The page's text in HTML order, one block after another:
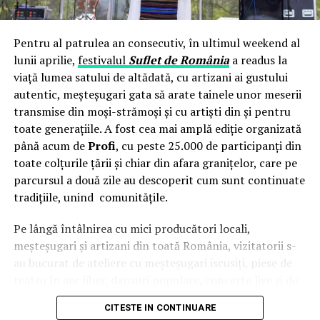
extrajudiciara si cea judiciara) de catre Baroul Arad sub
semnatura Decanului – av. dr. Cristian Alunaru pentru
asistarea justitiabilului Paiusan Viorel-Adrian in fata
Judecatoriei Arad afirmând ca Norina Bojan, secretara
Baroului Arad, i-a transmis ca la data de 11.08.2016
programul s-a defectat, eliberând delegatii sub titlul de
”asistenta”. Desi cauza era la al treilea termen de
judecata, in dosar nu a fost formulata nici macar cerere
de ajutor public judiciar, cu atât mai putin sa existe o
Incheiere a instantei pentru incuviintarea ajutorului
public judiciar, asa cum era necesar fata de dispozitiile
imperative ale legii.
ANEXE MEMORIU – DETURNARE FONDURI MJ –
JUDECĂTORIA ARAD – copie
Ministerul Justitiei, Consiliul Superior al Magistraturii,
conducerile Tribunalului Arad si ale Judecatoriei Arad,
Pentru al patrulea an consecutiv, în ultimul weekend al
lunii aprilie, festivalul Suflet de Româniaa readus la
viață lumea satului de altădată, cu artizani ai gustului
autentic, meșteșugari gata să arate tainele unor meserii
transmise din moși-strămoși și cu artiști din și pentru
toate generațiile. A fost cea mai amplă ediție organizată
până acum deProfi, cu peste 25.000 de participanți din
toate colțurile țării și chiar din afara granițelor, care pe
parcursul a două zile au descoperit cum sunt continuate
tradițiile, unind comunitățile.
Pe lângă întâlnirea cu mici producători locali,
meșteșugari și artizani din toată România, vizitatorii s-
au bucurat de ateliere cu meșteșugari iscusiți, piese de
o intervenție surpriză aGrupului Vocal SONG. Pe scena
celei de-a patra ediții a festivaluluiSuflet de România
CITESTE IN CONTINUARE